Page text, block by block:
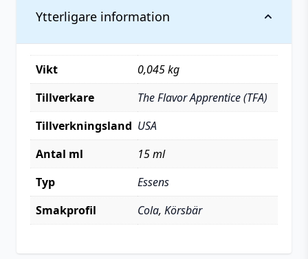
Ytterligare information
Vikt
0,045 kg
Tillverkare
The Flavor Apprentice (TFA)
Tillverkningsland USA
Antal ml
15 ml
Typ
Essens
Smakprofil
Cola, Körsbär